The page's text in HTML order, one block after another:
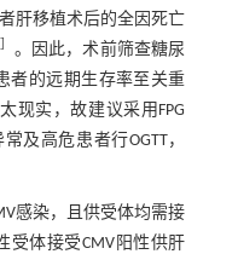
者肝移植术后的全因死亡
。因此，术前筛查糖尿
者的远期生存率至关重
现实，故建议采用FPG
及高危患者行OGTT，
感染，且供受体均需接
受体接受CMV阳性供肝